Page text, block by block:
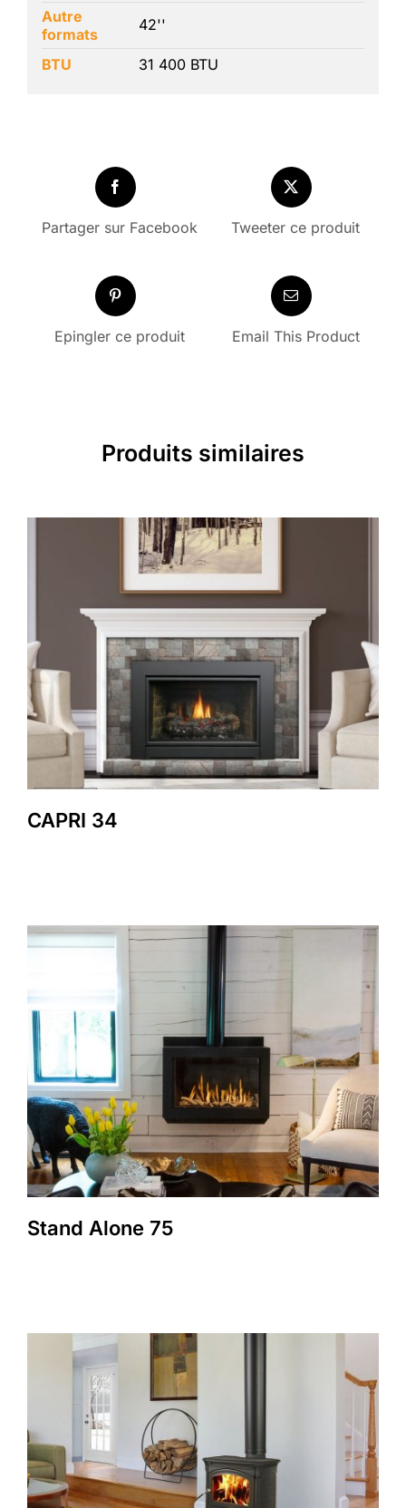
Autre
formats
42''
BTU 31 400 BTU
Partager sur Facebook Tweeter ce produit
Epingler ce produit Email This Product
Produits similaires
CAPRI 34
Stand Alone 75